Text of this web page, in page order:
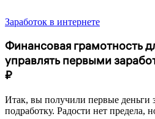
Заработок в интернете
Финансовая грамотность
управлять первыми
₽
Итак, вы получили первые
подработку. Радости нет предела,